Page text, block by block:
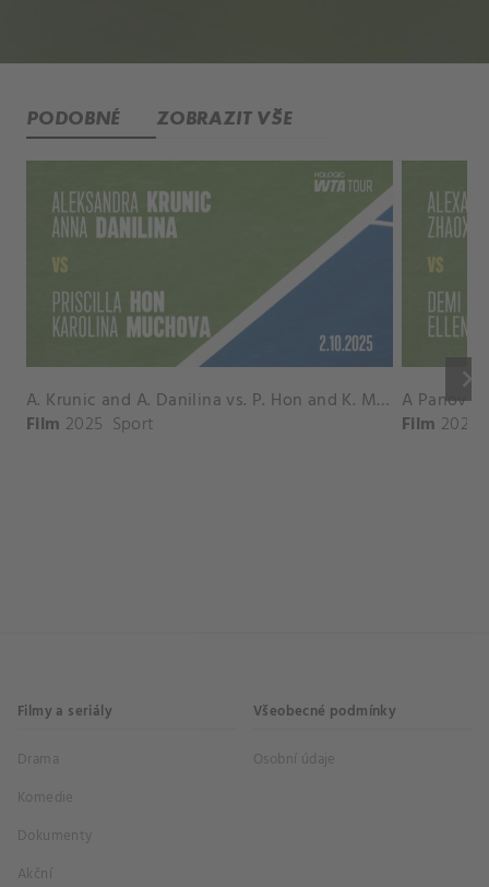
PODOBNÉ ZOBRAZIT VŠE
keyboard_arrow_right
A. Krunic and A. Danilina vs. P. Hon and K. Muchova Match Highlights - BEIJING_Capital Group Diamond ( October 02, 2025)
Film 2025 Sport Film 2026
Filmy a seriály
Drama
Komedie
Dokumenty
Akční
Všeobecné podmínky
Osobní údaje